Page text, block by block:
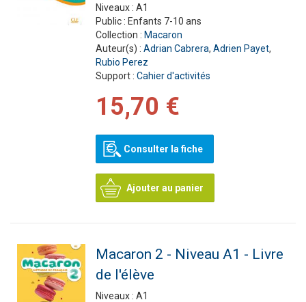
Niveaux : A1
Public : Enfants 7-10 ans
Collection : Macaron
Auteur(s) : Adrian Cabrera, Adrien Payet,
Rubio Perez
Support : Cahier d'activités
15,70 €
Consulter la fiche
Ajouter au panier
Macaron 2 - Niveau A1 - Livre
de l'élève
Niveaux : A1